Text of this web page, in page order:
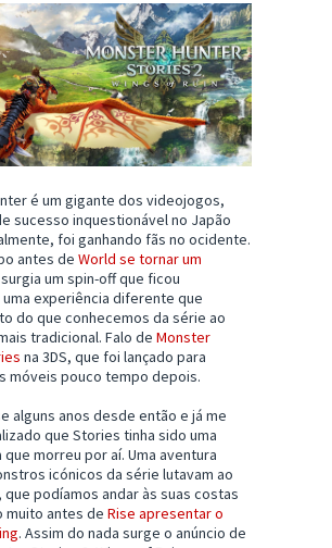
é um gigante dos videojogos,
sucesso inquestionável no Japão
foi ganhando fãs no ocidente.
antes de World se tornar um
um spin-off que ficou
experiência diferente que
do que conhecemos da série ao
tradicional. Falo de Monster
na 3DS, que foi lançado para
móveis pouco tempo depois.
alguns anos desde então e já me
que Stories tinha sido uma
morreu por aí. Uma aventura
icónicos da série lutavam ao
podíamos andar às suas costas
muito antes de Rise apresentar o
. Assim do nada surge o anúncio de